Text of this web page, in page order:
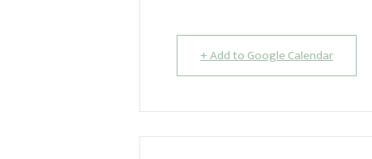
+ Add to Google Calendar